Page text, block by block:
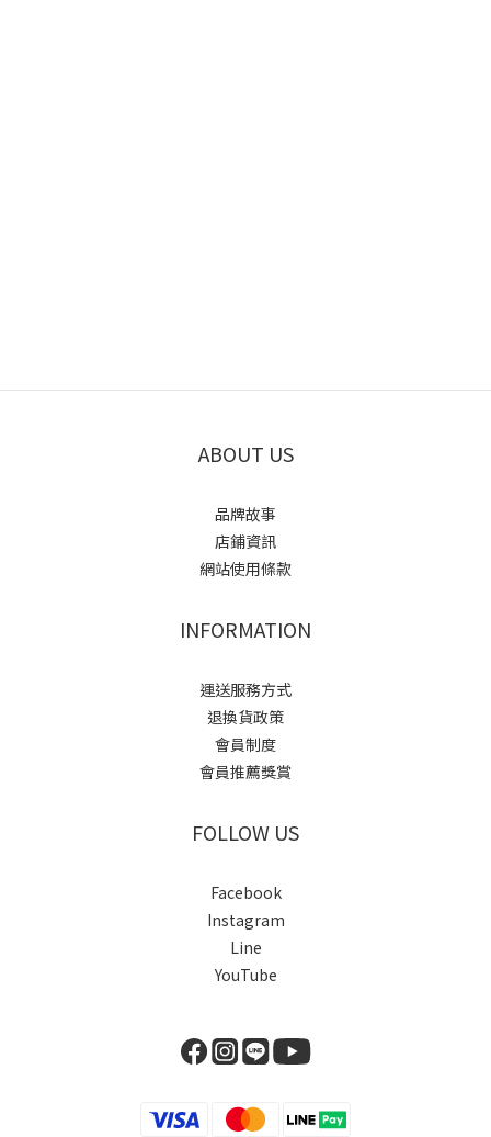
ABOUT US
品牌故事
店鋪資訊
網站使用條款
INFORMATION
運送服務方式
退換貨政策
會員制度
會員推薦獎賞
FOLLOW US
Facebook
Instagram
Line
YouTube